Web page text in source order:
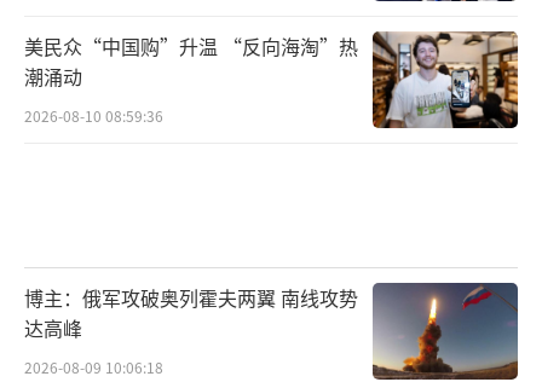
美民众“中国购”升温 “反向海淘”热
潮涌动
2026-08-10 08:59:36
博主：俄军攻破奥列霍夫两翼 南线攻势
达高峰
2026-08-09 10:06:18